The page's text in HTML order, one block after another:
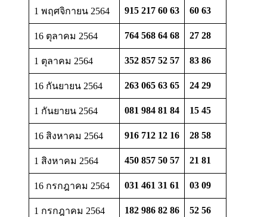
1 พฤศจิกายน 2564 915 217 60 63 60 63
16 ตุลาคม 2564 764 568 64 68 27 28
1 ตุลาคม 2564 352 857 52 57 83 86
16 กันยายน 2564 263 065 63 65 24 29
1 กันยายน 2564 081 984 81 84 15 45
16 สิงหาคม 2564 916 712 12 16 28 58
1 สิงหาคม 2564 450 857 50 57 21 81
16 กรกฎาคม 2564 031 461 31 61 03 09
1 กรกฎาคม 2564 182 986 82 86 52 56